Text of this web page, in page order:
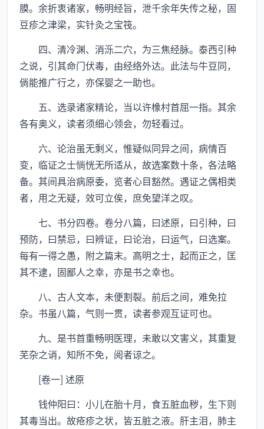
膜。余折衷诸家，畅明经旨，泄千余年失传之秘，固
豆疹之津梁，实针灸之宝筏。
四、清冷渊、消泺二穴，为三焦经脉。泰西引种
之说，引其命门伏毒，由经络外达。此法与牛豆同，
倘能推广行之，亦保婴之一助也。
五、选录诸家精论，当以许橡村首屈一指。其余
各有奥义，读者须细心领会，勿轻看过。
六、论治虽无剩义，惟疑似同异之间，病情百
变，临证之士惝恍无所适从，故选案数十条，各法略
备。其间具治病原委，览者心目豁然。遇证之偶相类
者，用之无疑，效可立俟，庶免望洋之叹。
七、书分四卷。卷分八篇，曰述原，曰引种，曰
预防，曰禁忌，曰辨证，曰论治，曰运气，曰选案。
每有一得之愚，附之篇末。高明之士，起而正之，匡
其不逮，固鄙人之幸，亦是书之幸也。
八、古人文本，未便割裂。前后之间，难免拉
杂。书虽八篇，气则一贯，读者参观互证可也。
九、是书首重畅明医理，未敢以文害义，其重复
芜杂之诮，知所不免，阅者谅之。
[卷一] 述原
钱仲阳曰：小儿在胎十月，食五脏血秽，生下则
其毒当出。故疮疹之状，皆五脏之液。肝主泪，肺主